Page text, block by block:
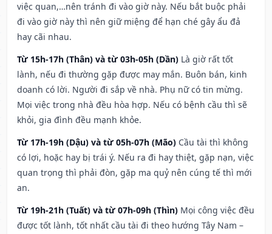
việc quan,…nên tránh đi vào giờ này. Nếu bắt buộc phải
đi vào giờ này thì nên giữ miệng để hạn ché gây ẩu đả
hay cãi nhau.
Từ 15h-17h (Thân) và từ 03h-05h (Dần) Là giờ rất tốt
lành, nếu đi thường gặp được may mắn. Buôn bán, kinh
doanh có lời. Người đi sắp về nhà. Phụ nữ có tin mừng.
Mọi việc trong nhà đều hòa hợp. Nếu có bệnh cầu thì sẽ
khỏi, gia đình đều mạnh khỏe.
Từ 17h-19h (Dậu) và từ 05h-07h (Mão) Cầu tài thì không
có lợi, hoặc hay bị trái ý. Nếu ra đi hay thiệt, gặp nạn, việc
quan trọng thì phải đòn, gặp ma quỷ nên cúng tế thì mới
an.
Từ 19h-21h (Tuất) và từ 07h-09h (Thìn) Mọi công việc đều
được tốt lành, tốt nhất cầu tài đi theo hướng Tây Nam –